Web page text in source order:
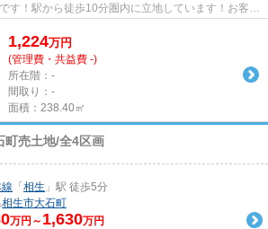
す！駅から徒歩10分圏内に立地しています！お客様
1,224万円
(管理費・共益費 -)
所在階：-
間取り：-
面積：238.40㎡
町売土地/全4区画
「 相生 」駅 徒歩5分
相生市大石町
万円～ 1,630万円